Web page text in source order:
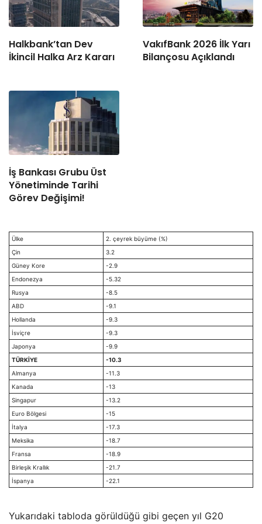
Halkbank’tan Dev
İkincil Halka Arz Kararı
VakıfBank 2026 İlk Yarı
Bilançosu Açıklandı
İş Bankası Grubu Üst
Yönetiminde Tarihi
Görev Değişimi!
Ülke
2. çeyrek büyüme (%)
Çin
3.2
Güney Kore
-2.9
Endonezya
-5.32
Rusya
-8.5
ABD
-9.1
Hollanda
-9.3
İsviçre
-9.3
Japonya
-9.9
TÜRKİYE
-10.3
Almanya
-11.3
Kanada
-13
Singapur
-13.2
Euro Bölgesi
-15
İtalya
-17.3
Meksika
-18.7
Fransa
-18.9
Birleşik Krallık
-21.7
İspanya
-22.1
Yukarıdaki tabloda görüldüğü gibi geçen yıl G20